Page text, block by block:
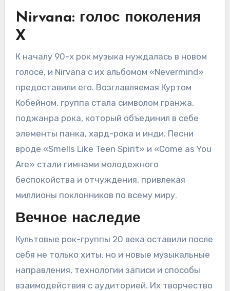
Nirvana: голос поколения
X
К началу 90-х рок музыка нуждалась в новом
голосе, и Nirvana с их альбомом «Nevermind»
предоставили его. Возглавляемая Куртом
Кобейном, группа стала символом гранжа,
поджанра рока, который объединил в себе
элементы панка, хард-рока и инди. Песни
вроде «Smells Like Teen Spirit» и «Come as You
Are» стали гимнами молодежного
беспокойства и отчуждения, привлекая
миллионы поклонников по всему миру.
Вечное наследие
Культовые рок-группы 20 века оставили после
себя не только хиты, но и новые музыкальные
направления, технологии записи и способы
взаимодействия с аудиторией. Их творчество